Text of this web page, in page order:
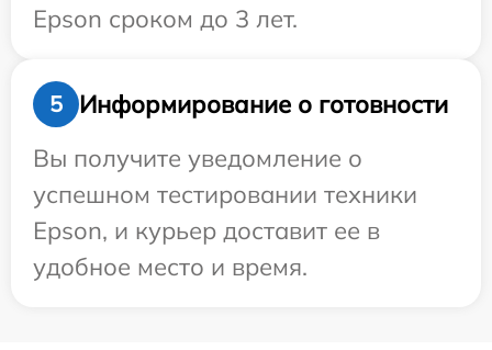
Epson сроком до 3 лет.
5
Информирование о готовности
Вы получите уведомление о
успешном тестировании техники
Epson, и курьер доставит ее в
удобное место и время.